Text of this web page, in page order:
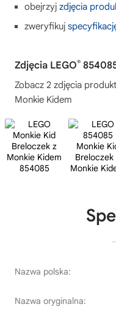
obejrzyj zdjęcia
zweryfikuj
Zdjęcia LEGO®
Zobacz 2 zdjęcia
Monkie Kidem
Nazwa polska:
Nazwa oryginalna: